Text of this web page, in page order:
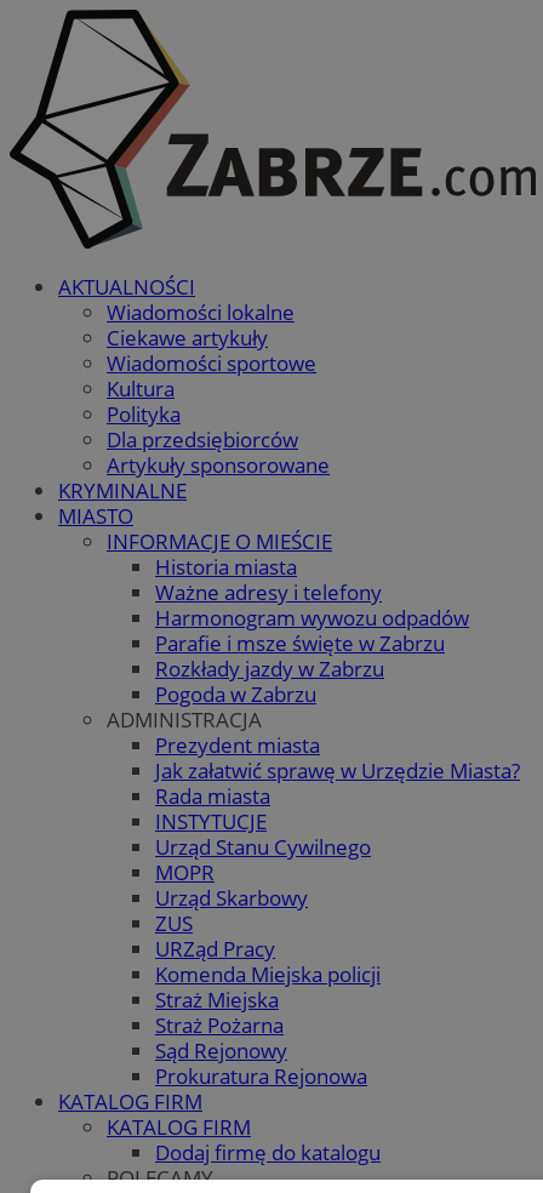
AKTUALNOŚCI
Wiadomości lokalne
Ciekawe artykuły
Wiadomości sportowe
Kultura
Polityka
Dla przedsiębiorców
Artykuły sponsorowane
KRYMINALNE
MIASTO
INFORMACJE O MIEŚCIE
Historia miasta
Ważne adresy i telefony
Harmonogram wywozu odpadów
Parafie i msze święte w Zabrzu
Rozkłady jazdy w Zabrzu
Pogoda w Zabrzu
ADMINISTRACJA
Prezydent miasta
Jak załatwić sprawę w Urzędzie Miasta?
Rada miasta
INSTYTUCJE
Urząd Stanu Cywilnego
MOPR
Urząd Skarbowy
ZUS
URZąd Pracy
Komenda Miejska policji
Straż Miejska
Straż Pożarna
Sąd Rejonowy
Prokuratura Rejonowa
KATALOG FIRM
KATALOG FIRM
Dodaj firmę do katalogu
POLECAMY